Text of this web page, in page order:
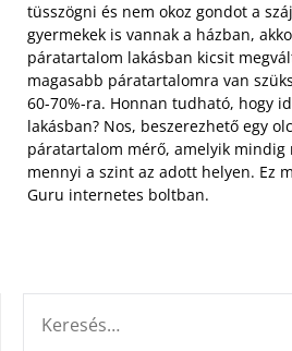
tüsszögni és nem okoz gondot a
gyermekek is vannak a házban,
páratartalom lakásban kicsit
magasabb páratartalomra van
60-70%-ra. Honnan tudható, hogy
lakásban? Nos, beszerezhető egy
páratartalom mérő, amelyik mindig
mennyi a szint az adott helyen. Ez
Guru internetes boltban.